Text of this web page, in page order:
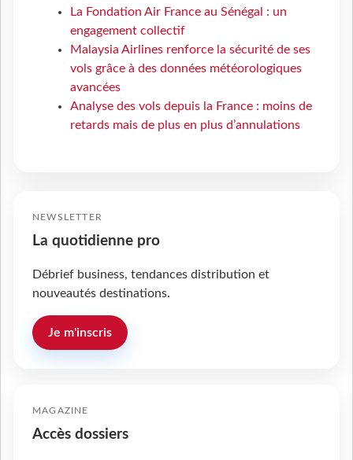
La Fondation Air France au Sénégal : un
engagement collectif
Malaysia Airlines renforce la sécurité de ses
vols grâce à des données météorologiques
avancées
Analyse des vols depuis la France : moins de
retards mais de plus en plus d’annulations
NEWSLETTER
La quotidienne pro
Débrief business, tendances distribution et
nouveautés destinations.
Je m'inscris
MAGAZINE
Accès dossiers